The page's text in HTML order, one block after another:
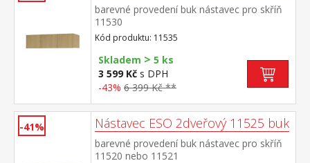
barevné provedení buk nástavec pro skříň
11530
Kód produktu: 11535
Skladem > 5 ks
3 599 Kč s DPH
-43% 6 399 Kč **
-41% Nástavec ESO 2dveřový 11525 buk
barevné provedení buk nástavec pro skříň
11520 nebo 11521